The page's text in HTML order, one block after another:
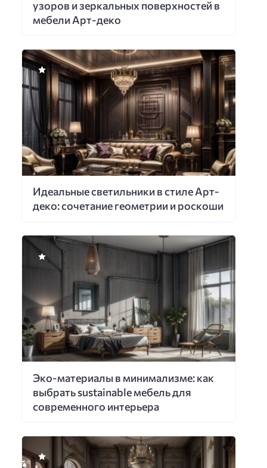
узоров и зеркальных поверхностей в
мебели Арт-деко
Идеальные светильники в стиле Арт-
деко: сочетание геометрии и роскоши
Эко-материалы в минимализме: как
выбрать sustainable мебель для
современного интерьера